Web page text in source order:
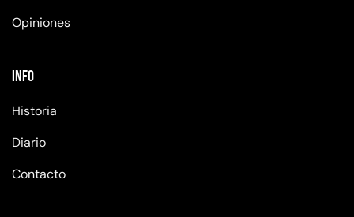
Opiniones
Info
Historia
Diario
Contacto